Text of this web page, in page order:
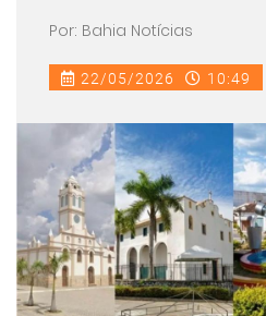
Por: Bahia Notícias
22/05/2026 10:49